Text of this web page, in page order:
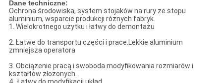
Dane techniczne:
Ochrona środowiska, system stojaków na rury ze stopu
aluminium, wsparcie produkcji różnych fabryk.
1. Wielokrotnego użytku i łatwy do demontażu
2. Łatwe do transportu części i prace.Lekkie aluminium
zmniejsza operatora
3. Obciążenie pracą i swoboda modyfikowania rozmiarów i
kształtów złożonych.